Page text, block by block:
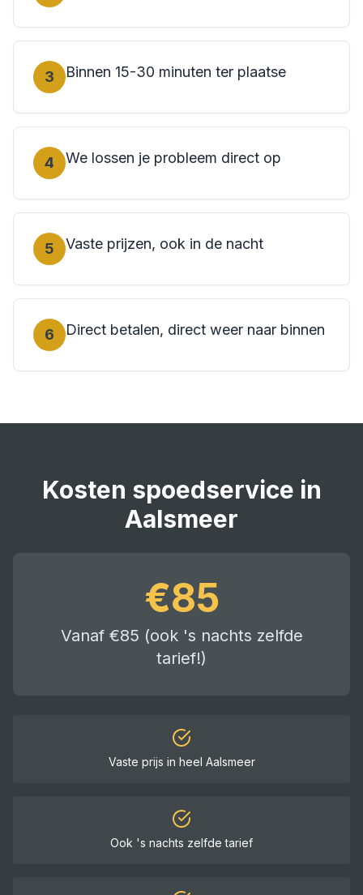
3 Binnen 15-30 minuten ter plaatse
4 We lossen je probleem direct op
5 Vaste prijzen, ook in de nacht
6 Direct betalen, direct weer naar binnen
Kosten spoedservice in
Aalsmeer
€85
Vanaf €85 (ook 's nachts zelfde
tarief!)
Vaste prijs in heel Aalsmeer
Ook 's nachts zelfde tarief